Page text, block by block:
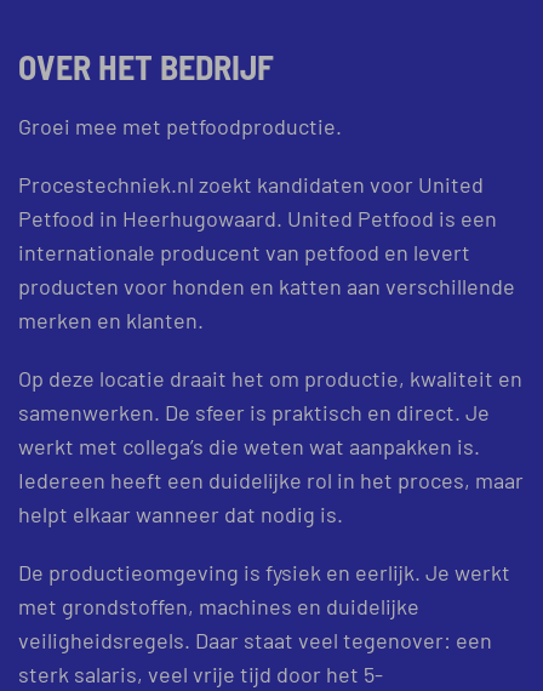
OVER HET BEDRIJF
Groei mee met petfoodproductie.
Procestechniek.nl zoekt kandidaten voor United
Petfood in Heerhugowaard. United Petfood is een
internationale producent van petfood en levert
producten voor honden en katten aan verschillende
merken en klanten.
Op deze locatie draait het om productie, kwaliteit en
samenwerken. De sfeer is praktisch en direct. Je
werkt met collega’s die weten wat aanpakken is.
Iedereen heeft een duidelijke rol in het proces, maar
helpt elkaar wanneer dat nodig is.
De productieomgeving is fysiek en eerlijk. Je werkt
met grondstoffen, machines en duidelijke
veiligheidsregels. Daar staat veel tegenover: een
sterk salaris, veel vrije tijd door het 5-